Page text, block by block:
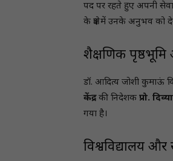
पद पर रहते हुए अपनी
के क्षेत्र में उनके अनुभव को
शैक्षणिक पृष्ठभूमि
डॉ. आदित्य जोशी कुमाऊं
केंद्रकी निदेशक प्रो.
गया है।
विश्वविद्यालय